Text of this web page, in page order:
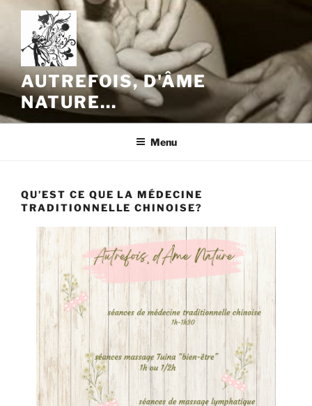
Aller
contenu
principal
AUTREFOIS, D'ÂME
NATURE…
Menu
QU’EST CE QUE LA MÉDECINE
TRADITIONNELLE CHINOISE?